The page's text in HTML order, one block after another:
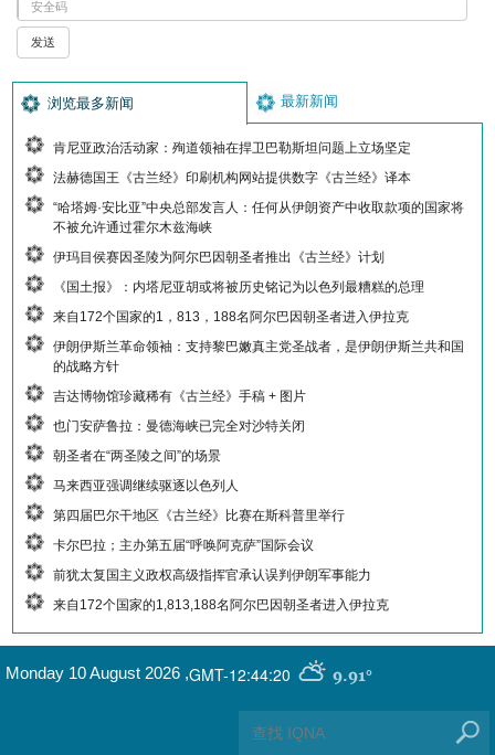
浏览最多新闻 最新新闻
肯尼亚政治活动家：殉道领袖在捍卫巴勒斯坦问题上立场坚定
法赫德国王《古兰经》印刷机构网站提供数字《古兰经》译本
“哈塔姆·安比亚”中央总部发言人：任何从伊朗资产中收取款项的国家将
不被允许通过霍尔木兹海峡
伊玛目侯赛因圣陵为阿尔巴因朝圣者推出《古兰经》计划
《国土报》：内塔尼亚胡或将被历史铭记为以色列最糟糕的总理
来自172个国家的1，813，188名阿尔巴因朝圣者进入伊拉克
伊朗伊斯兰革命领袖：支持黎巴嫩真主党圣战者，是伊朗伊斯兰共和国
的战略方针
吉达博物馆珍藏稀有《古兰经》手稿 + 图片
也门安萨鲁拉：曼德海峡已完全对沙特关闭
朝圣者在“两圣陵之间”的场景
马来西亚强调继续驱逐以色列人
第四届巴尔干地区《古兰经》比赛在斯科普里举行
卡尔巴拉；主办第五届“呼唤阿克萨”国际会议
前犹太复国主义政权高级指挥官承认误判伊朗军事能力
来自172个国家的1,813,188名阿尔巴因朝圣者进入伊拉克
GMT-12:44:20 9.91°
Monday 10 August 2026 ,